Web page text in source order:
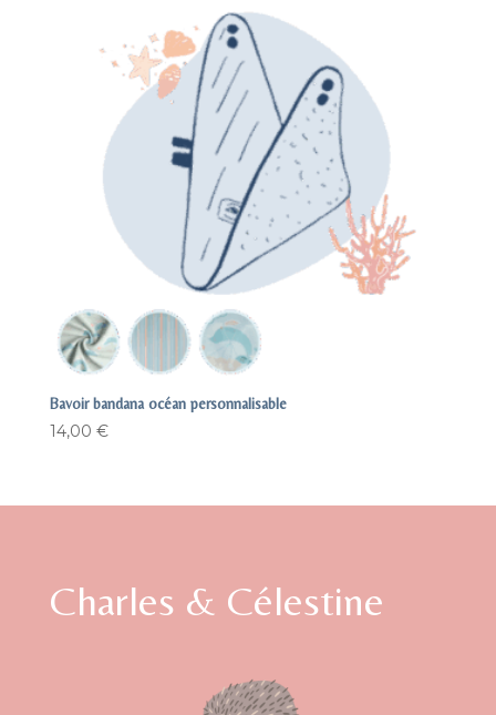
Bavoir bandana océan personnalisable
14,00 €
Charles & Célestine